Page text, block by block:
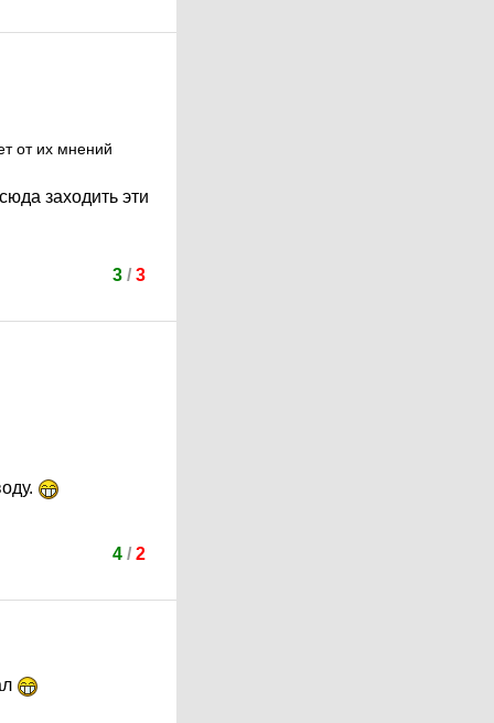
от их мнений
заходить эти
3/ 3
4/ 2